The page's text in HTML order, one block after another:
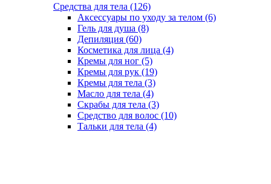
Средства для тела (126)
Аксессуары по уходу за телом (6)
Гель для душа (8)
Депиляция (60)
Косметика для лица (4)
Кремы для ног (5)
Кремы для рук (19)
Кремы для тела (3)
Масло для тела (4)
Скрабы для тела (3)
Средство для волос (10)
Тальки для тела (4)